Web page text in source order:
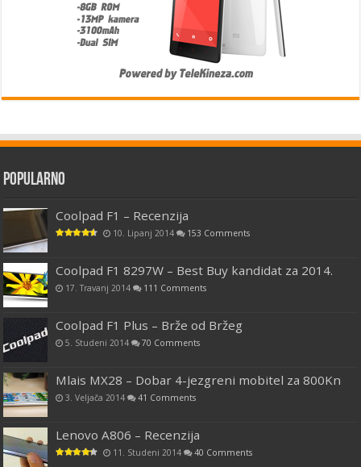
Popularno
Coolpad F1 – Recenzija
10. Lipanj 2014 153 Comments
Coolpad F1 8297W – Best Buy kandidat za 2014.
17. Travanj 2014 111 Comments
Coolpad F1 Plus – Brže od Bržeg
5. Studeni 2014 70 Comments
Mlais MX28 – Dobar 4-jezgreni mobitel za 800Kn
3. Veljača 2014 41 Comments
Lenovo A806 – Recenzija
11. Studeni 2014 40 Comments